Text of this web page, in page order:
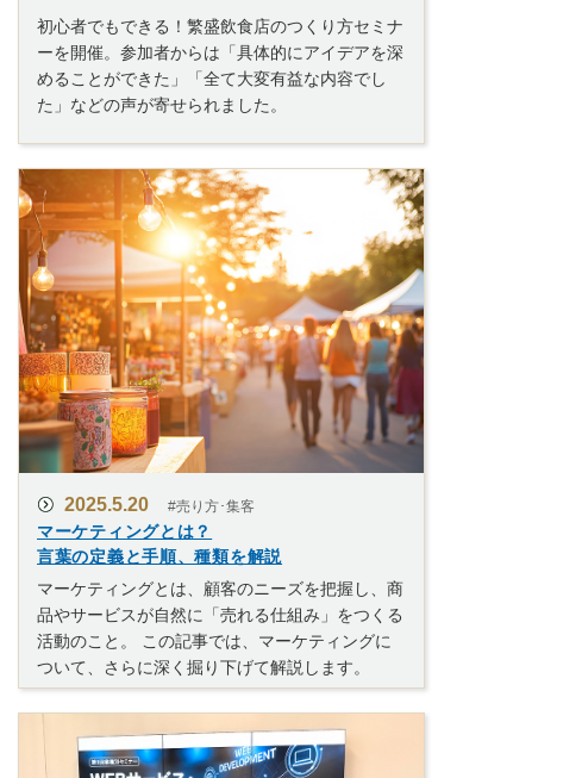
初心者でもできる！繁盛飲食店のつくり方セミナ
ーを開催。参加者からは「具体的にアイデアを深
めることができた」「全て大変有益な内容でし
た」などの声が寄せられました。
2025.5.20 #売り方･集客
マーケティングとは？
言葉の定義と手順、種類を解説
マーケティングとは、顧客のニーズを把握し、商
品やサービスが自然に「売れる仕組み」をつくる
活動のこと。 この記事では、マーケティングに
ついて、さらに深く掘り下げて解説します。